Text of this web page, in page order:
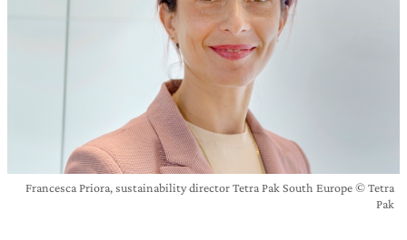
Francesca Priora, sustainability director Tetra Pak South Europe © Tetra
Pak